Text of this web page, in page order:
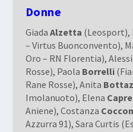
Donne
Giada Alzetta (Leosport),
– Virtus Buonconvento),
Oro – RN Florentia),
Rosse), Paola Borrelli
Rane Rosse), Anita
Imolanuoto), Elena
Aniene), Costanza
Azzurra 91), Sara Curtis